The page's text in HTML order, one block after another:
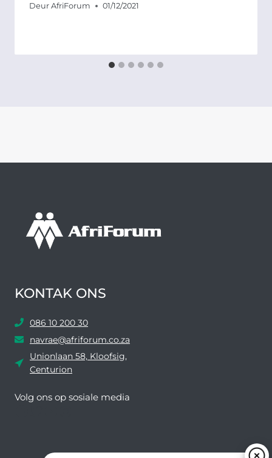
Deur AfriForum 01/12/2021
KONTAK ONS
086 10 200 30
navrae@afriforum.co.za
Unionlaan 58, Kloofsig,
Centurion
Volg ons ​​op sosiale media